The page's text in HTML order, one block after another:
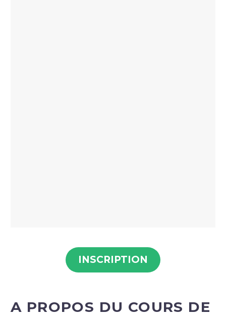
INSCRIPTION
A PROPOS DU COURS DE